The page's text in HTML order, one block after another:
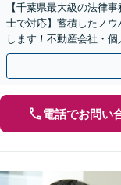
【千葉県最大級の法律
士で対応】蓄積したノ
します！不動産会社・
借契約書の作成／離婚
電話でお問い